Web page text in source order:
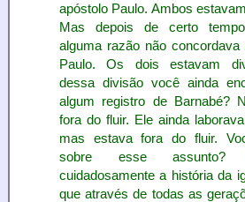
apóstolo Paulo. Ambos
Mas depois de certo
alguma razão não
Paulo. Os dois estavam
dessa divisão você ainda
algum registro de Barnabé?
fora do fluir. Ele ainda
mas estava fora do fluir.
sobre esse assunto?
cuidadosamente a história da
que através de todas as